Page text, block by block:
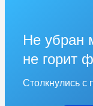
Не убран
не горит
Столкнулись